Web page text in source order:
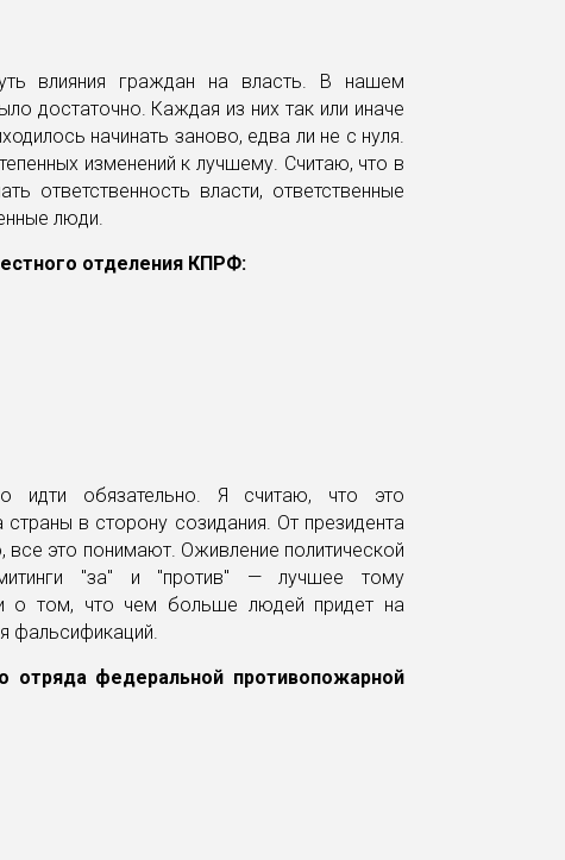
влияния граждан на власть. В нашем
достаточно. Каждая из них так или иначе
начинать заново, едва ли не с нуля.
изменений к лучшему. Считаю, что в
ответственность власти, ответственные
люди.
отделения КПРФ:
идти обязательно. Я считаю, что это
в сторону созидания. От президента
это понимают. Оживление политической
"за" и "против" — лучшее тому
о том, что чем больше людей придет на
фальсификаций.
федеральной противопожарной